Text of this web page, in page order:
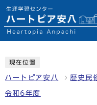
現在位置
ハートピア安八 歴史民
令和6年度